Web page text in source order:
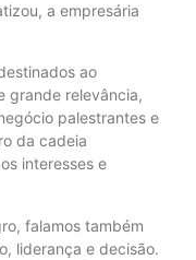
a empresária
ao
grande relevância,
palestrantes e
da cadeia
interesses e
falamos também
liderança e decisão.